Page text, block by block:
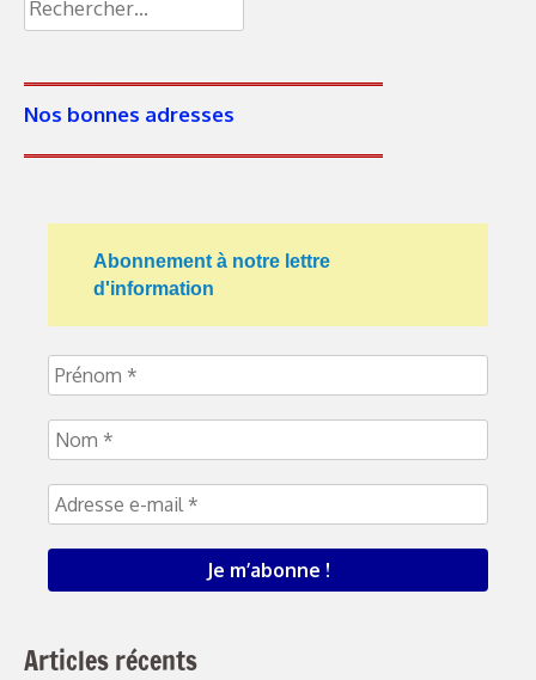
Nos bonnes adresses
Abonnement à notre lettre
d'information
Articles récents